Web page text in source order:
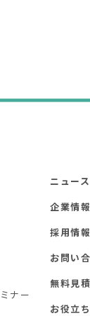
ナー
ニュース
企業情報
採用情報
お問い
無料見
お役立